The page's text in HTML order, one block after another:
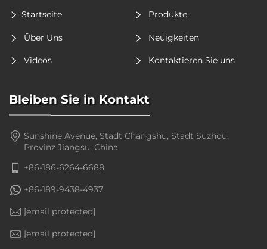
Startseite Produkte
Über Uns Neuigkeiten
Videos Kontaktieren Sie uns
Bleiben Sie in Kontakt
Sunshine Avenue, Stadt Changshu, Stadt Suzhou,
Provinz Jiangsu, China
+86-186-6264-6688
+86-189-9438-4937
[email protected]
[email protected]